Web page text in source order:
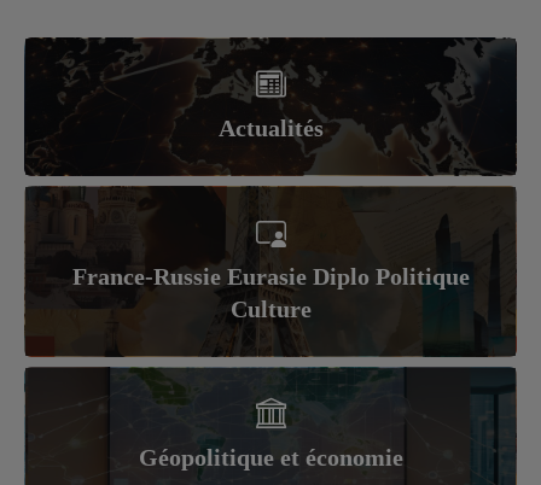
Actualités
France-Russie Eurasie Diplo Politique
Culture
Géopolitique et économie